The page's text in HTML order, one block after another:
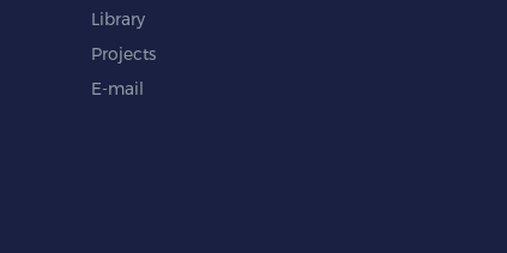
Library
Projects
E-mail